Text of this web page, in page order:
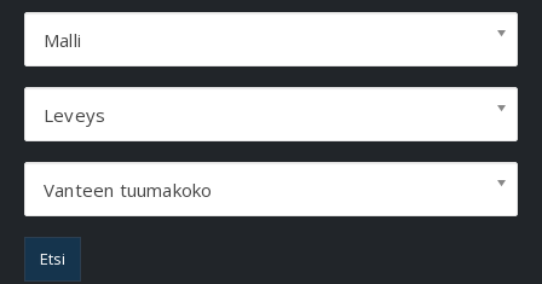
Malli
Leveys
Vanteen tuumakoko
Etsi